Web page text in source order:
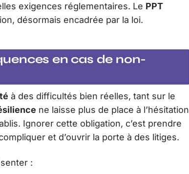
exigences réglementaires. Le PPT
désormais encadrée par la loi.
en cas de non-
à des difficultés bien réelles, tant sur le
ne laisse plus de place à l’hésitation
Ignorer cette obligation, c’est prendre
et d’ouvrir la porte à des litiges.
: